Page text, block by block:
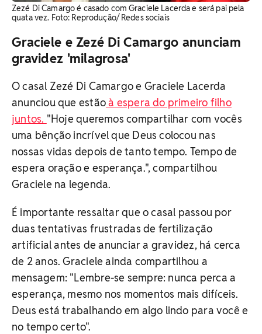
Zezé Di Camargo é casado com Graciele Lacerda e será pai pela
quata vez. Foto: Reprodução/ Redes sociais
Graciele e Zezé Di Camargo anunciam
gravidez 'milagrosa'
O casal Zezé Di Camargo e Graciele Lacerda
anunciou que estãoà espera do primeiro filho
juntos. "Hoje queremos compartilhar com vocês
uma bênção incrível que Deus colocou nas
nossas vidas depois de tanto tempo. Tempo de
espera oração e esperança.", compartilhou
Graciele na legenda.
É importante ressaltar que o casal passou por
duas tentativas frustradas de fertilização
artificial antes de anunciar a gravidez, há cerca
de 2 anos. Graciele ainda compartilhou a
mensagem: "Lembre-se sempre: nunca perca a
esperança, mesmo nos momentos mais difíceis.
Deus está trabalhando em algo lindo para você e
no tempo certo".